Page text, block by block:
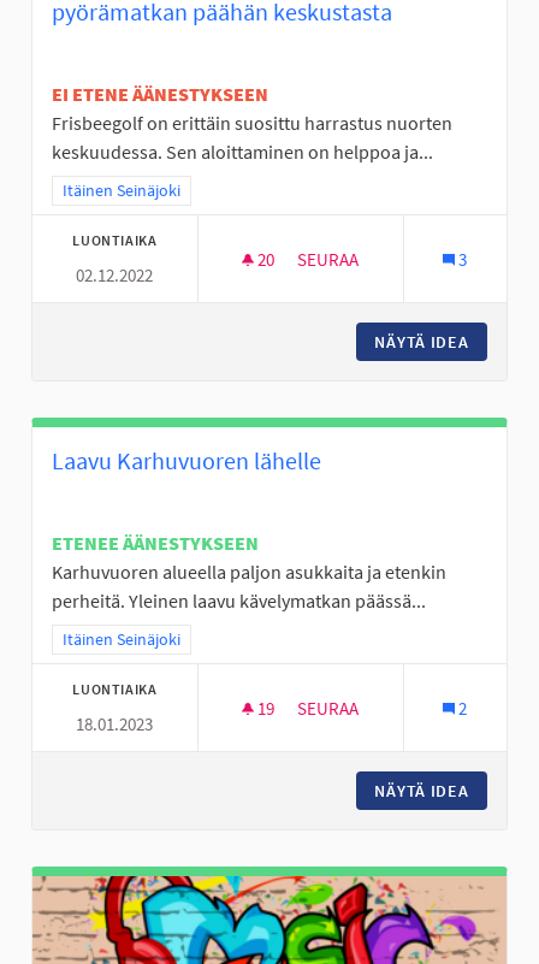
pyörämatkan päähän keskustasta
EI ETENE ÄÄNESTYKSEEN
Frisbeegolf on erittäin suosittu harrastus nuorten
keskuudessa. Sen aloittaminen on helppoa ja...
Rajaa tulokset teeman mukaan: Itäinen Seinäjoki
Itäinen Seinäjoki
LUONTIAIKA
02.12.2022
20 20 SEURAAJAA
SEURAA 3
NÄYTÄ IDEA
Laavu Karhuvuoren lähelle
ETENEE ÄÄNESTYKSEEN
Karhuvuoren alueella paljon asukkaita ja etenkin
perheitä. Yleinen laavu kävelymatkan päässä...
Rajaa tulokset teeman mukaan: Itäinen Seinäjoki
Itäinen Seinäjoki
LUONTIAIKA
18.01.2023
19 19 SEURAAJAA
SEURAA 2
NÄYTÄ IDEA